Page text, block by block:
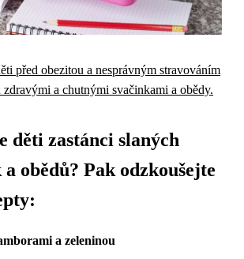
před obezitou a nesprávným stravováním
zdravými a chutnými svačinkami a obědy.
děti zastánci slaných
a obědů? Pak odzkoušejte
a zeleninou